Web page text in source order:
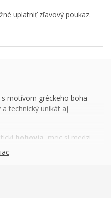
uplatniť zľavový poukaz.
s motívom gréckeho boha
technický unikát aj
bohovia, moc si medzi
stal pánom na nebesiach,
podmanil všetky moria.
Rovnako ako